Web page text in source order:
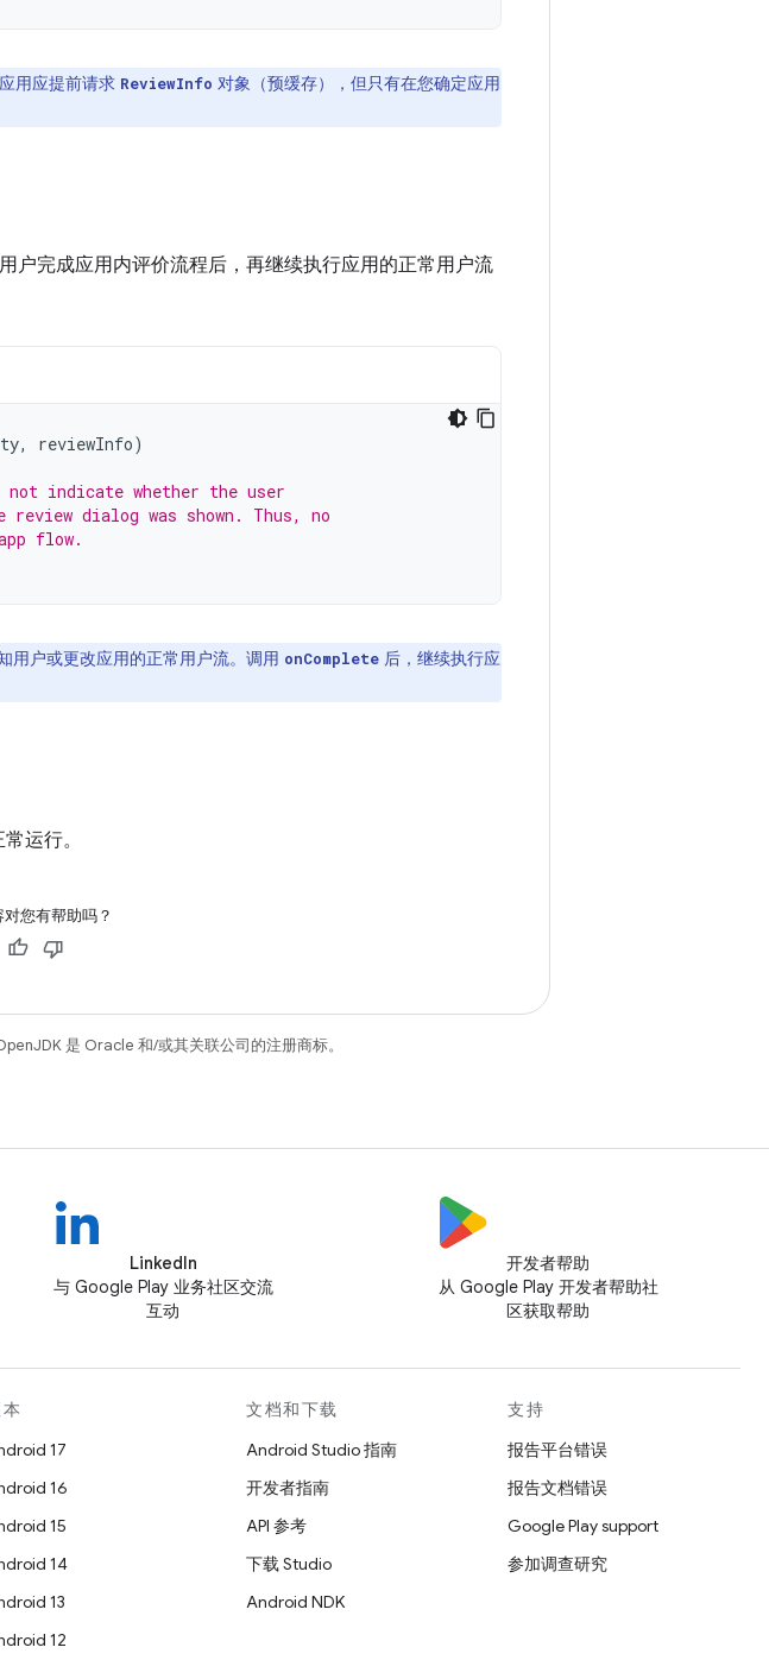
用应提前请求 ReviewInfo 对象（预缓存），但只有在您确定应用
户完成应用内评价流程后，再继续执行应用的正常用户流
, reviewInfo)
indicate whether the user
dialog was shown. Thus, no
flow.
用户或更改应用的正常用户流。调用 onComplete 后，继续执行应
运行。
您有帮助吗？
是 Oracle 和/或其关联公司的注册商标。
LinkedIn
与 Google Play 业务社区交流
互动
开发者帮助
从 Google Play 开发者帮助社
区获取帮助
17
16
15
14
13
12
文档和下载
Android Studio 指南
开发者指南
API 参考
下载 Studio
Android NDK
支持
报告平台错误
报告文档错误
Google Play support
参加调查研究